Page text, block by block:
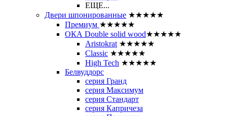
ЕЩЕ...
Двери шпонированные ★★★★★
Премиум ★★★★★
ОКА Double solid wood★★★★★
Aristokrat ★★★★★
Classic ★★★★★
High Tech ★★★★★
Белвуддорс
серия Гранд
серия Максимум
серия Стандарт
серия Капричеза